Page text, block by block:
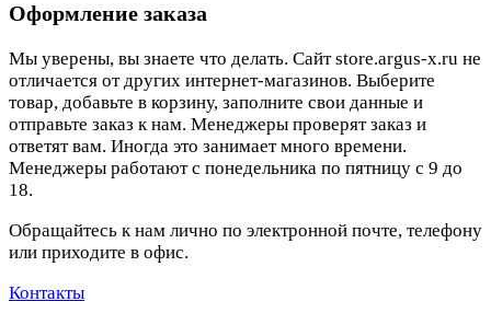
Оформление заказа
Мы уверены, вы знаете что делать. Сайт store.argus-x.ru не
отличается от других интернет-магазинов. Выберите
товар, добавьте в корзину, заполните свои данные и
отправьте заказ к нам. Менеджеры проверят заказ и
ответят вам. Иногда это занимает много времени.
Менеджеры работают с понедельника по пятницу с 9 до
18.
Обращайтесь к нам лично по электронной почте, телефону
или приходите в офис.
Контакты